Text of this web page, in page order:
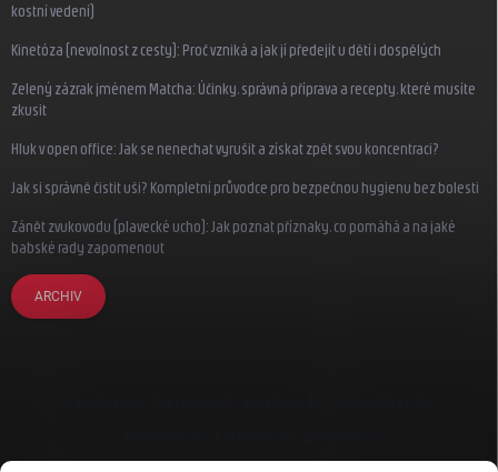
kostní vedení)
Kinetóza (nevolnost z cesty): Proč vzniká a jak jí předejít u dětí i dospělých
Zelený zázrak jménem Matcha: Účinky, správná příprava a recepty, které musíte
zkusit
Hluk v open office: Jak se nenechat vyrušit a získat zpět svou koncentraci?
Jak si správně čistit uši? Kompletní průvodce pro bezpečnou hygienu bez bolesti
Zánět zvukovodu (plavecké ucho): Jak poznat příznaky, co pomáhá a na jaké
babské rady zapomenout
ARCHIV